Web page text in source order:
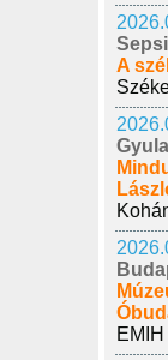
A
Gyula